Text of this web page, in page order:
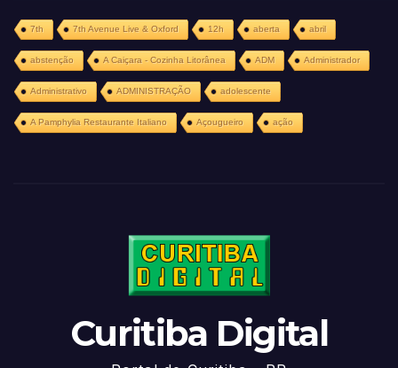
7th 7th Avenue Live & Oxford 12h aberta abril
abstenção A Caiçara - Cozinha Litorânea ADM Administrador
Administrativo ADMINISTRAÇÃO adolescente
A Pamphylia Restaurante Italiano Açougueiro ação
Curitiba Digital